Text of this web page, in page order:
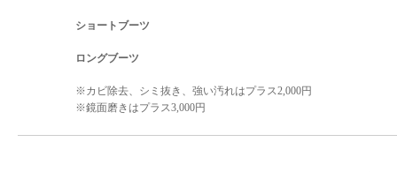
ショートブーツ
ロングブーツ
※カビ除去、シミ抜き、強い汚れはプラス2,000円
※鏡面磨きはプラス3,000円